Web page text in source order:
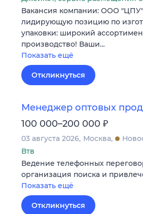
Вакансия компании: ООО
лидирующую позицию по
упаковки: широкий
производство! Ваши…
Показать ещё
Откликнуться
Менеджер оптовых
100 000–200 000 ₽
03 августа 2026 Москва
Втв
Ведение телефонных
организация поиска и
Показать ещё
Откликнуться